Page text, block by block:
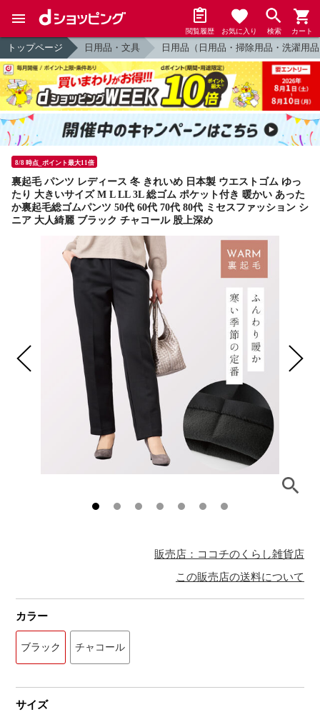
閲覧履歴 お気に入り 検索 カート
トップページ 日用品・文具 日用品（日用品・掃除用品・洗濯用
8/8 時点_ポイント最大11倍
裏起毛 パンツ レディース 冬 きれいめ 日本製 ウエストゴム ゆっ
たり 大きいサイズ M L LL 3L 総ゴム ポケット付き 暖かい あった
か裏起毛総ゴムパンツ 50代 60代 70代 80代 ミセスファッション シ
ニア 大人綺麗 ブラック チャコール 股上深め
販売店：ココチのくらし雑貨店
この販売店の送料について
カラー
ブラック チャコール
サイズ